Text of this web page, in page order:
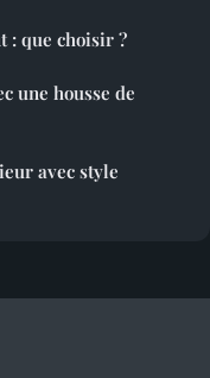
: que choisir ?
une housse de
avec style